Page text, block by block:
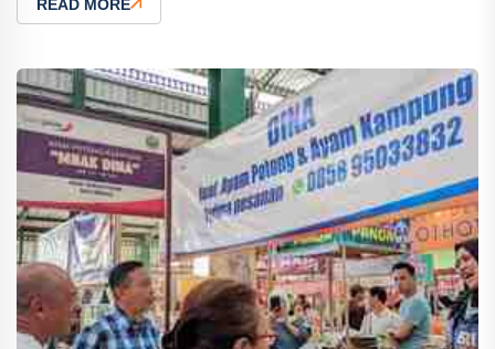
READ MORE